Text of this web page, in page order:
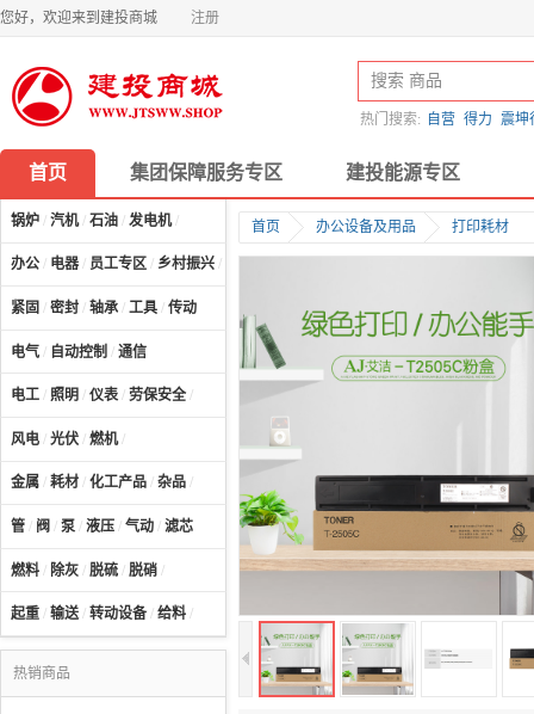
您好，欢迎来到建投商城 注册
热门搜索: 自营 得力 震坤
首页 集团保障服务专区 建投能源专区
锅炉 / 汽机/ 石油 / 发电机/
办公 / 电器 / 员工专区 / 乡村振兴 /
紧固 / 密封 / 轴承 / 工具 / 传动
电气 / 自动控制 / 通信
电工 / 照明 / 仪表 / 劳保安全 /
风电 / 光伏 / 燃机/
金属 / 耗材 / 化工产品 / 杂品 /
管 / 阀 / 泵 / 液压 / 气动 / 滤芯
燃料 / 除灰 / 脱硫 / 脱硝 /
起重 / 输送/ 转动设备 / 给料 /
热销商品
首页 办公设备及用品 打印耗材